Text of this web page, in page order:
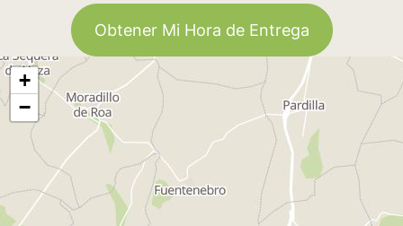
Obtener Mi Hora de Entrega
+
−